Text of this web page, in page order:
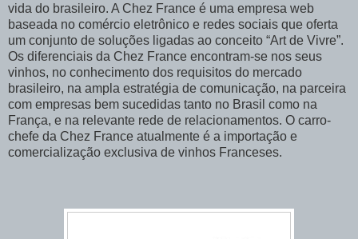
vida do brasileiro. A Chez France é uma empresa web
baseada no comércio eletrônico e redes sociais que oferta
um conjunto de soluções ligadas ao conceito “Art de Vivre”.
Os diferenciais da Chez France encontram-se nos seus
vinhos, no conhecimento dos requisitos do mercado
brasileiro, na ampla estratégia de comunicação, na parceira
com empresas bem sucedidas tanto no Brasil como na
França, e na relevante rede de relacionamentos. O carro-
chefe da Chez France atualmente é a importação e
comercialização exclusiva de vinhos Franceses.